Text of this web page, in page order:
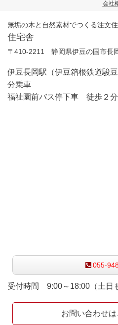
会社
無垢の木と自然素材でつくる注文
住宅舎
〒410-2211 静岡県伊豆の国市長
伊豆長岡駅（伊豆箱根鉄道駿
分乗車
福祉園前バス停下車 徒歩２分
055-
受付時間 9:00～18:00（土日
お問い合わせは